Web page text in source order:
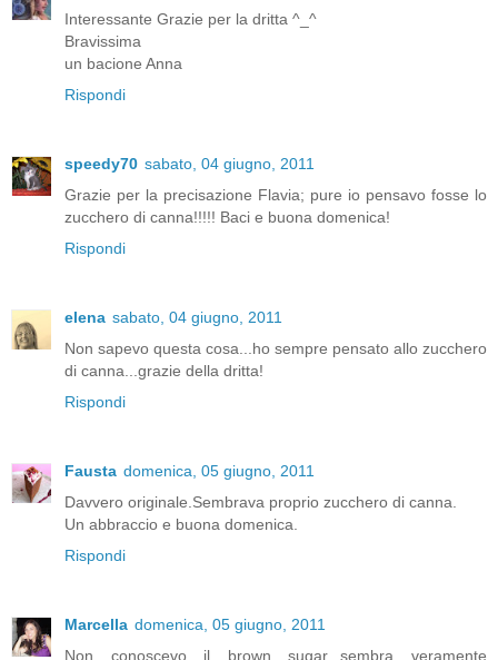
Interessante Grazie per la dritta ^_^
Bravissima
un bacione Anna
Rispondi
speedy70 sabato, 04 giugno, 2011
Grazie per la precisazione Flavia; pure io pensavo fosse lo
zucchero di canna!!!!! Baci e buona domenica!
Rispondi
elena sabato, 04 giugno, 2011
Non sapevo questa cosa...ho sempre pensato allo zucchero
di canna...grazie della dritta!
Rispondi
Fausta domenica, 05 giugno, 2011
Davvero originale.Sembrava proprio zucchero di canna.
Un abbraccio e buona domenica.
Rispondi
Marcella domenica, 05 giugno, 2011
Non conoscevo il brown sugar...sembra veramente